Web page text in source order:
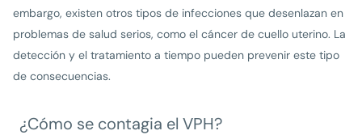
embargo, existen otros tipos de infecciones que desenlazan en
problemas de salud serios, como el cáncer de cuello uterino. La
detección y el tratamiento a tiempo pueden prevenir este tipo
de consecuencias.
¿Cómo se contagia el VPH?